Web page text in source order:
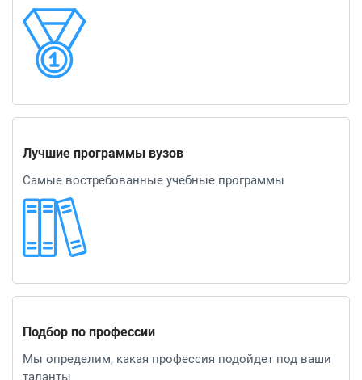
Лучшие программы вузов
Самые востребованные учебные программы
Подбор по профессии
Мы определим, какая профессия подойдет под ваши
таланты